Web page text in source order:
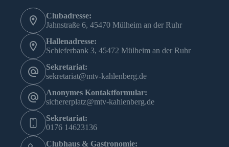
Clubadresse:
Jahnstraße 6, 45470 Mülheim an der Ruhr
Hallenadresse:
Schieferbank 3, 45472 Mülheim an der Ruhr
Sekretariat:
sekretariat@mtv-kahlenberg.de
Anonymes Kontaktformular:
sichererplatz@mtv-kahlenberg.de
Sekretariat:
0176 14623136
Clubhaus & Gastronomie: